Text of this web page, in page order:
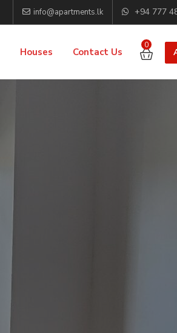
info@apartments.lk +94 777
0
Houses Contact Us